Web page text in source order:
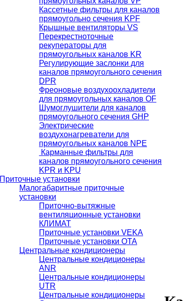
Кассетные фильтры для каналов
прямоугольно сечения KPF
Крышные вентиляторы VS
Перекрестноточные
рекуператоры для
прямоугольных каналов KR
Регулирующие заслонки для
каналов прямоугольного сечения
DРR
Фреоновые воздухоохладители
для прямоугольных каналов OF
Шумоглушители для каналов
прямоугольного сечения GHР
Электрические
воздухонагреватели для
прямоугольных каналов NPE
Карманные фильтры для
каналов прямоугольного сечения
KPR и KPU
Приточные установки
Малогабаритные приточные
установки
Приточно-вытяжные
вентиляционные установки
КЛИМАТ
Приточные установки VEKA
Приточные установки ОТА
Центральные кондиционеры
Центральные кондиционеры
ANR
Центральные кондиционеры
UTR
Центральные кондиционеры